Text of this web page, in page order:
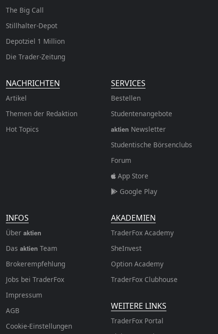
The Big Call
Stillhalter-Depot
Depotziel 1 Million
Die Trader-Zeitung
NACHRICHTEN
Artikel
Themen der Redaktion
Hot Topics
SERVICES
Bestellen
Studentenangebote
aktien Newsletter
Studentische Börsenclubs
Forum
App Store
Google Play
INFOS
Über aktien
Das aktien Team
Brokerempfehlung
Jobs bei TraderFox
Impressum
AGB
Cookie-Einstellungen
AKADEMIEN
TraderFox Academy
SheInvest
Option Academy
TraderFox Clubhouse
WEITERE LINKS
TraderFox Portal